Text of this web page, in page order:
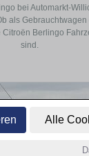
Alle
bei Automarkt-
als
Berlingo
sind.